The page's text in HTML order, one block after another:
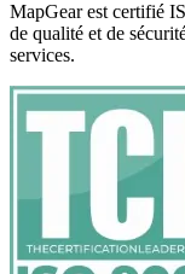
MapGear est certifié
de qualité et de
services.